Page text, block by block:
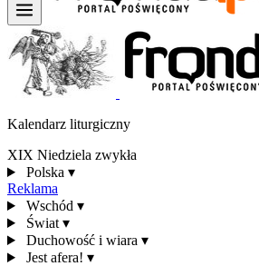
Kalendarz liturgiczny
XIX Niedziela zwykła
Polska ▾
Reklama
Wschód ▾
Świat ▾
Duchowość i wiara ▾
Jest afera! ▾